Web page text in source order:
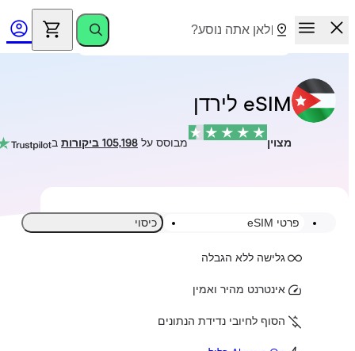
eSIM לירדן
מבוסס על105,198 ביקורות ב
פרטי eSIM כיסוי
גלישה ללא הגבלה
אינטרנט מהיר ואמין
הסוף לחיובי נדידת הנתונים